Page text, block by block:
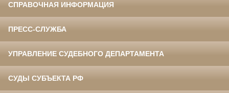
СПРАВОЧНАЯ ИНФОРМАЦИЯ
ПРЕСС-СЛУЖБА
УПРАВЛЕНИЕ СУДЕБНОГО ДЕПАРТАМЕНТА
СУДЫ СУБЪЕКТА РФ